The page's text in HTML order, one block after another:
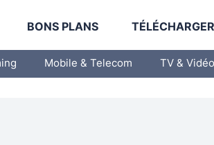
BONS PLANS
Mobile & Telecom TV & Vidéo